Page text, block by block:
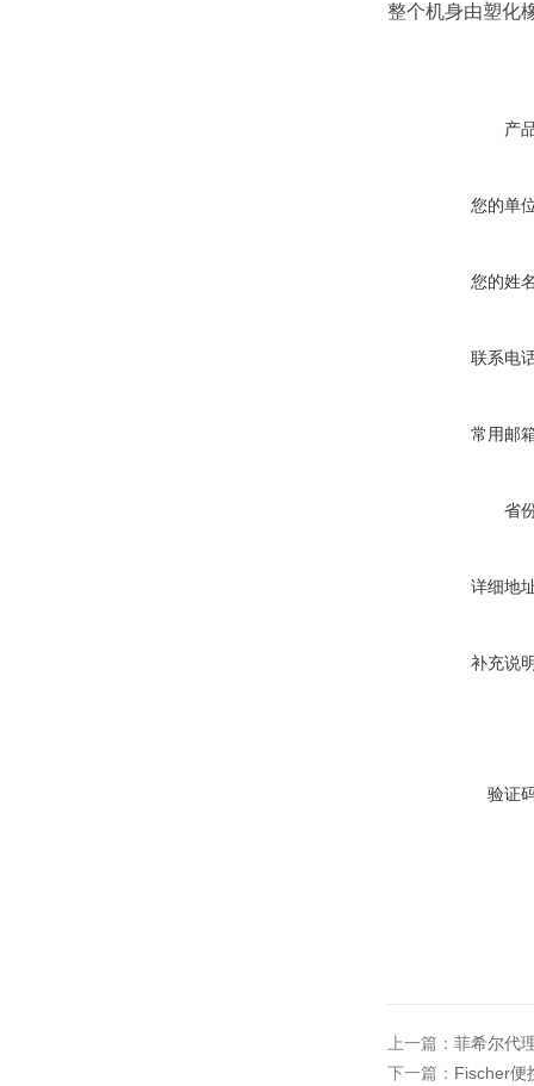
整个机身由塑化
产
您的单
您的姓
联系电
常用邮
省
详细地
补充说
验证
上一篇： 菲希尔代
下一篇： Fischer便